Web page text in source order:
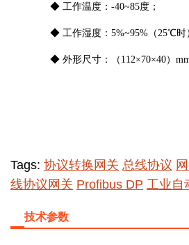
◆ 工作温度 ： -40~85度 ；
◆ 工作湿度 ： 5%~95%（25℃时
◆ 外形尺寸： （ 112×70×40）
Tags: 协议转换网关 总线协议
线协议网关 Profibus DP 工业自
技术参数